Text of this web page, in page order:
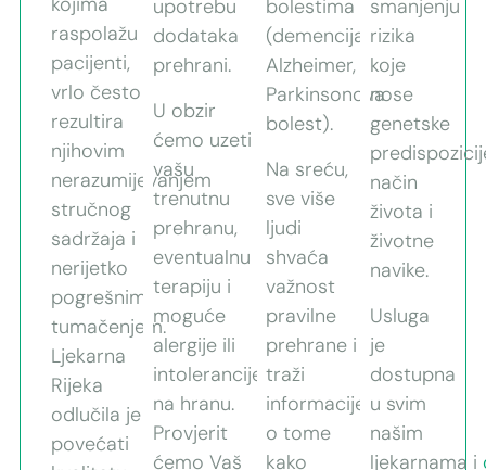
raspolažu
pacijenti,
vrlo često
rezultira
njihovim
nerazumijevanjem
stručnog
sadržaja i
nerijetko
pogrešnim
tumačenjem.
Ljekarna
Rijeka
odlučila je
povećati
upotrebu
dodataka
prehrani.
U obzir
ćemo uzeti
vašu
trenutnu
prehranu,
eventualnu
terapiju i
moguće
alergije ili
intolerancije
na hranu.
Provjerit
ćemo Vaš
bolestima
(demencija,
Alzheimer,
Parkinsonova
bolest).
Na sreću,
sve više
ljudi
shvaća
važnost
pravilne
prehrane i
traži
informacije
o tome
kako
smanjenju
rizika
koje
nose
genetske
način
života i
životne
navike.
Usluga
je
dostupna
u svim
našim
ljekarnama i